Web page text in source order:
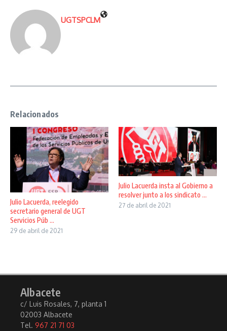
UGTSPCLM
Relacionados
Julio Lacuerda, reelegido
secretario general de UGT
Servicios Púb ...
29 de abril de 2021
Julio Lacuerda insta al Gobierno a
resolver junto a los sindicato ...
27 de abril de 2021
Albacete
c/ Luis Rosales, 7, planta 1
02003 Albacete
Tel. 967 21 71 03